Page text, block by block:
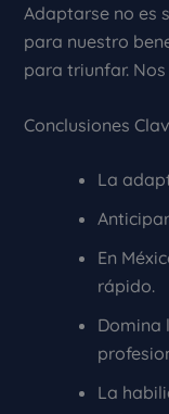
Adaptarse no es
para nuestro
para triunfar.
Conclusiones
La
En
rápido.
Domina
La